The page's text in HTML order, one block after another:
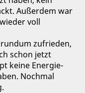
Außerdem war
voll
zufrieden,
schon jetzt
keine Energie-
Nochmal